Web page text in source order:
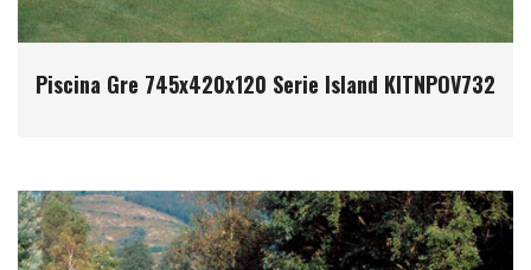
Piscina Gre 745x420x120 Serie Island KITNPOV732